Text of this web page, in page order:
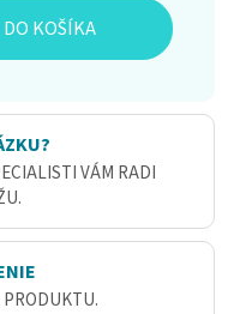
DO KOŠÍKA
VÁM RADI